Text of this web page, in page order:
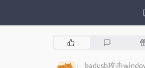
文
评